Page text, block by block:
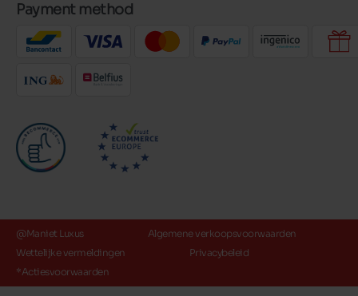
Payment method
@Maniet Luxus
Algemene verkoopsvoorwaarden
Wettelijke vermeldingen
Privacybeleid
*Actiesvoorwaarden